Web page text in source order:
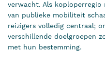
verwacht. Als
van publieke mobiliteit
reizigers volledig centraal;
verschillende doelgroepen
met hun bestemming.